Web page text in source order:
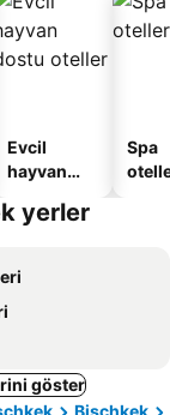
Evcil
hayvan
oteller
Spa
yerler
göster
Bischkek